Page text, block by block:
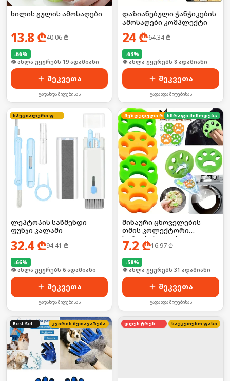
ხილის გულის ამოსაღები
13.8 ₾40.06₾
-66%
🛒 ბოლო 24სთ-ში იყიდა 25-მა
შეკვეთა
გადახდა მიღებისას
დაზიანებული ჭანჭიკების
ამოსაღები კომპლექტი
24₾64.34₾
-63%
🛒 ბოლო 24სთ-ში იყიდა 11-მა
შეკვეთა
გადახდა მიღებისას
ლეპტოპის საწმენდი
ფუნჯი კალამი
32.4₾94.41₾
-66%
🛒 ბოლო 24სთ-ში იყიდა 6-მა
შეკვეთა
გადახდა მიღებისას
შეზღუდული რაოდენობა
სწრაფი მიწოდება
შინაური ცხოველების
თმის კოლექტორი
სარეცხისათვის 2ც
7.2 ₾16.97₾
-58%
🛒 ბოლო 24სთ-ში იყიდა 42-მა
შეკვეთა
გადახდა მიღებისას
კვირის შეთავაზება საუკეთესო ფასი